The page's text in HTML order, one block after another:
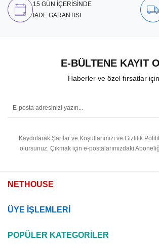
15 GÜN İÇERİSİNDE
İADE GARANTİSİ
E-BÜLTENE KAYIT
Haberler ve özel fırsatlar için
Kaydolarak Şartlar ve Koşullarımızı ve Gizlilik
olursunuz. Çıkmak için e-postalarımızdaki
NETHOUSE
ÜYE İŞLEMLERİ
POPÜLER KATEGORİLER